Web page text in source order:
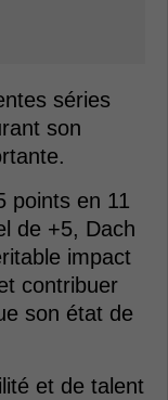
séries
son
points en 11
de +5, Dach
impact
contribuer
son état de
et de talent